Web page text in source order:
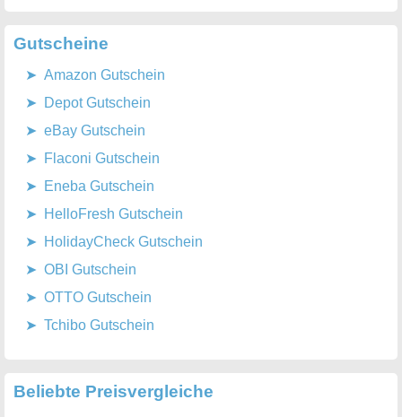
Gutscheine
Amazon Gutschein
Depot Gutschein
eBay Gutschein
Flaconi Gutschein
Eneba Gutschein
HelloFresh Gutschein
HolidayCheck Gutschein
OBI Gutschein
OTTO Gutschein
Tchibo Gutschein
Beliebte Preisvergleiche